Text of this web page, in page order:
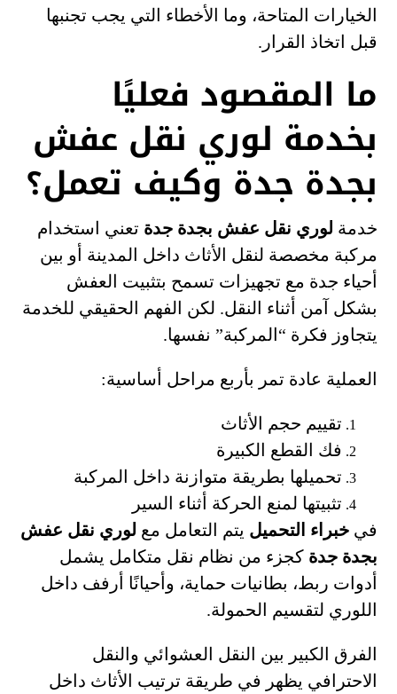
الخيارات المتاحة، وما الأخطاء التي يجب تجنبها
قبل اتخاذ القرار.
ما المقصود فعليًا
بخدمة لوري نقل عفش
بجدة جدة وكيف تعمل؟
خدمة لوري نقل عفش بجدة جدة تعني استخدام
مركبة مخصصة لنقل الأثاث داخل المدينة أو بين
أحياء جدة مع تجهيزات تسمح بتثبيت العفش
بشكل آمن أثناء النقل. لكن الفهم الحقيقي للخدمة
يتجاوز فكرة “المركبة” نفسها.
العملية عادة تمر بأربع مراحل أساسية:
تقييم حجم الأثاث
فك القطع الكبيرة
تحميلها بطريقة متوازنة داخل المركبة
تثبيتها لمنع الحركة أثناء السير
فيخبراء التحميل يتم التعامل مع لوري نقل عفش
بجدة جدة كجزء من نظام نقل متكامل يشمل
أدوات ربط، بطانيات حماية، وأحيانًا أرفف داخل
اللوري لتقسيم الحمولة.
الفرق الكبير بين النقل العشوائي والنقل
الاحترافي يظهر في طريقة ترتيب الأثاث داخل